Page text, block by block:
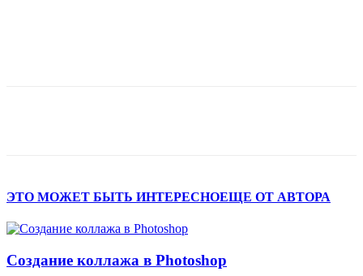
ЭТО МОЖЕТ БЫТЬ ИНТЕРЕСНОЕЩЕ ОТ АВТОРА
Cоздание коллажа в Photoshop